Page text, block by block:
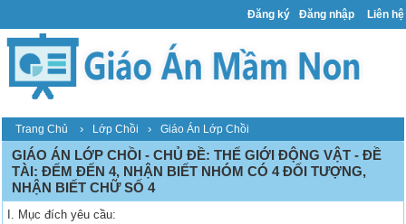
Đăng ký Đăng nhập Liên hệ
Trang Chủ › Lớp Chồi › Giáo Án Lớp Chồi
GIÁO ÁN LỚP CHỒI - CHỦ ĐỀ: THẾ GIỚI ĐỘNG VẬT - ĐỀ
TÀI: ĐẾM ĐẾN 4, NHẬN BIẾT NHÓM CÓ 4 ĐỐI TƯỢNG,
NHẬN BIẾT CHỮ SỐ 4
I. Mục đích yêu cầu: